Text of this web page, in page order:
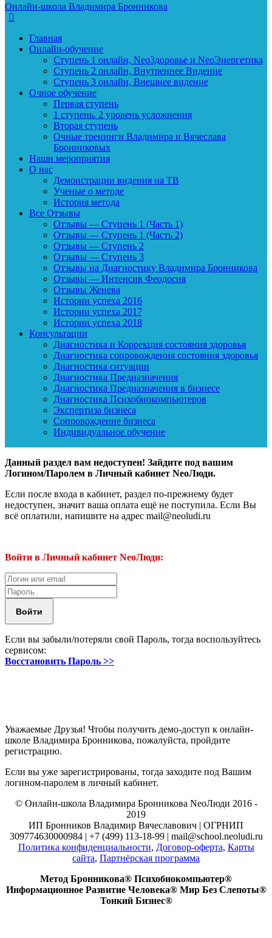
Онлайн-школа Владимира Бронникова
Главная
Онлайн-обучение
Ступень 1 онлайн, NeoЗдоровье и NeoЭнергетика
Ступень 2 онлайн, Внутреннее Видение
Ступень 3 онлайн, Внешнее видение
Очное обучение
Первая ступень
1 ступень. 2 уровень усложнения
Вторая ступень
Очные тренинги Владимира и Вячеслава
Бронниковых
Наши мероприятия
О нас
Демонстрации видения на ТВ
Ученые о методе
История метода
Все Отзывы
Отзывы — Ступень 1 (Часть 1)
Отзывы — Ступень 1 (Часть 2)
Отзывы — Ступень 2
Отзывы — Ступень 3
Отзывы на Диагностику Владимира Бронникова
Отзывы — Интенсив Феодосия
Отзывы Женева
Истории успеха 2016
Истории успеха 2017
Истории успеха 2018
Консультации
Диагностика и Коррекция состояния здоровья
Диагностика сопровождения состояния здоровья
Диагностика ситуации
Диагностика Предназначения
Диагностика Предназначения в бизнесе
Диагностика Психобиокомпьютеров
Экспертиза бизнеса
Сопровождение бизнеса
Индивидуальное обучение
Данный раздел вам недоступен! Зайдите под вашим
Логином/Паролем в Личный кабинет NeoЛюди.
Если после входа в кабинет, раздел по-прежнему будет
недоступен, значит ваша оплата ещё не поступила. Если Вы
всё оплатили, напишите на адрес mail@neoludi.ru
Войти в Личный кабинет NeoЛюди:
Если вы забыли/потеряли свой Пароль, тогда воспользуйтесь
сервисом:
Восстановить Пароль >>
Уважаемые Друзья! Чтобы получить демо-доступ к онлайн-
школе Владимира Бронникова, пожалуйста, пройдите
регистрацию.
Если вы уже зарегистрированы, тогда заходите под Вашим
логином-паролем в личный кабинет.
© Онлайн-школа Владимира Бронникова NeoЛюди 2016 -
2019
ИП Бронников Владимир Вячеславович | ОГРНИП
309774630000984 | +7 (499) 113-18-99 | mail@school.neoludi.ru
Политика конфиденциальности, Договор-оферта, Карты
сайта, Партнёрская программа
Метод Бронникова® Психобиокомпьютер®
Информационное Развитие Человека® Мир Без Слепоты®
Тонкий Бизнес®